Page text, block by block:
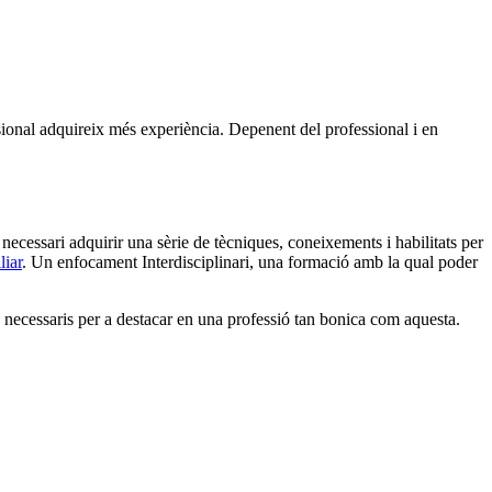
adquireix més experiència. Depenent del professional i en
adquirir una sèrie de tècniques, coneixements i habilitats per
. Un enfocament Interdisciplinari, una formació amb la qual poder
per a destacar en una professió tan bonica com aquesta.